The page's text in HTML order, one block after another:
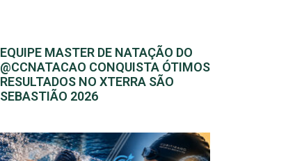
EQUIPE MASTER DE NATAÇÃO DO
@CCNATACAO CONQUISTA ÓTIMOS
RESULTADOS NO XTERRA SÃO
SEBASTIÃO 2026